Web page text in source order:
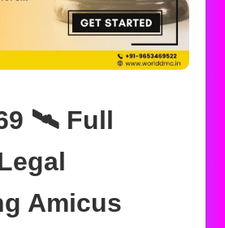
🛰️‍ Full
Amicus